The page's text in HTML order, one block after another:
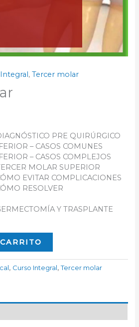
,Tercer molar
PRE QUIRÚRGICO
– CASOS COMUNES
– CASOS COMPLEJOS
MOLAR SUPERIOR
EVITAR COMPLICACIONES
RESOLVER
Y TRASPLANTE
, Curso Integral,Tercer molar